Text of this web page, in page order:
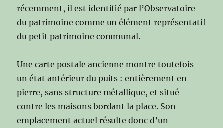
récemment, il est identifié par l’Observatoire
du patrimoine comme un élément représentatif
du petit patrimoine communal.
Une carte postale ancienne montre toutefois
un état antérieur du puits : entièrement en
pierre, sans structure métallique, et situé
contre les maisons bordant la place. Son
emplacement actuel résulte donc d’un